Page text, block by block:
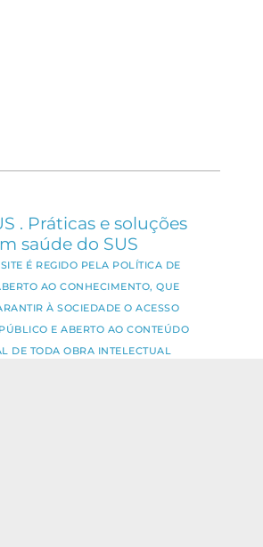
. Práticas e soluções
saúde do SUS
É REGIDO PELA POLÍTICA DE
AO CONHECIMENTO, QUE
À SOCIEDADE O ACESSO
E ABERTO AO CONTEÚDO
DE TODA OBRA INTELECTUAL